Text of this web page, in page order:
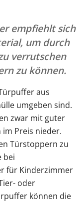
empfiehlt sich
um durch
verrutschen
zu können.
aus
umgeben sind.
zwar mit guter
im Preis nieder.
Türstoppern zu
bei
für Kinderzimmer
oder
können die